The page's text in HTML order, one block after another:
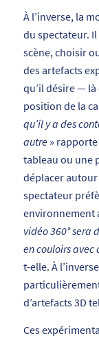
À l’inverse, la
du spectateur.
scène, choisir
des artefacts
qu’il désire — là
position de la
qu’il y a des
autre» rapporte
tableau ou une
déplacer autour
spectateur
environnement
vidéo 360° sera
en couloirs avec
t-elle. À
d’artefacts 3D
Ces